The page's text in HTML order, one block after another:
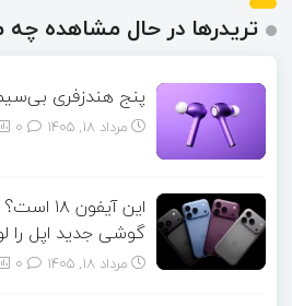
تریدرها در حال مشاهده چه
پنج هندزفری بی‌سیم
مرداد ۱۸, ۱۴۰۵
گوشی جدید اپل را
مرداد ۱۸, ۱۴۰۵